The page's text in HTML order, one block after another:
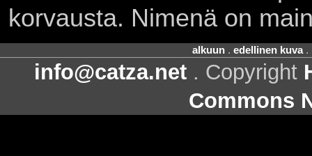
korvausta. Nimenä on
alkuun. edellinen kuva.
info@catza.net . Copyright
Commons